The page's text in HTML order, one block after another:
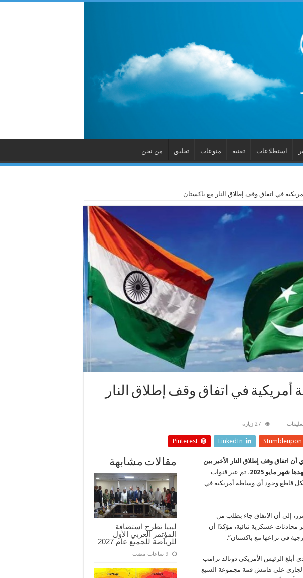
استطلاعات تقنية منوعات تحليق من نحن
في اتفاق وقف إطلاق النار مع باكستان
أمريكية في اتفاق وقف إطلاق النار
تؤكد:
لا
في
وقف
إطلاق
النار
27 زيارة
Stumbleupon
LinkedIn
Pinterest
مقالات مشابهة
ليبيا تطرح استضافة
المؤتمر العربي الأول
للرياضة للجميع عام 2027
أن اتفاق وقف إطلاق النار الأخير بين
شهر مايو 2025
، تم عبر قنوات
قاطع وجود أي وساطة أمريكية في
إلى أن الاتفاق جاء بطلب من
محادثات عسكرية ثنائية، مؤكدًا أن
في نزاعها مع باكستان”.
أبلغ الرئيس الأمريكي دونالد ترامب
هاتفية جرت في 17 يونيو الجاري على هامش قمة مجموعة السبع